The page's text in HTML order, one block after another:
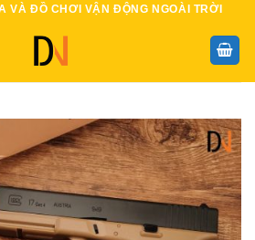
VÀ ĐỒ CHƠI VẬN ĐỘNG NGOÀI TRỜI